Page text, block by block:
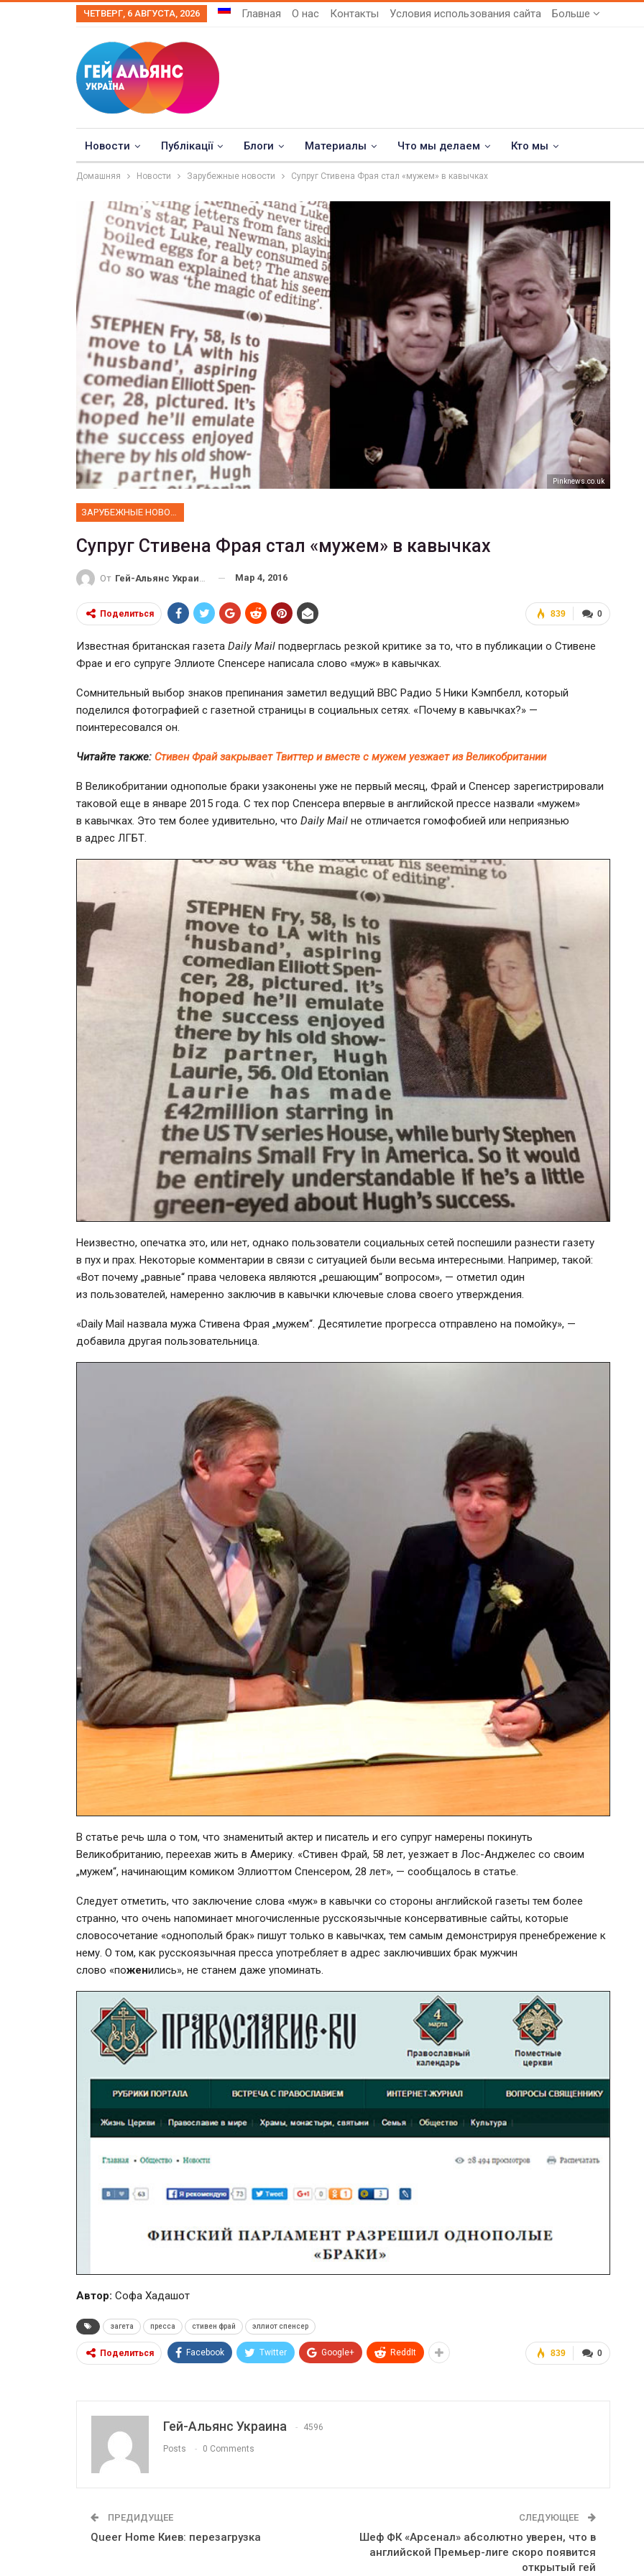
ЧЕТВЕРГ, 6 АВГУСТА, 2026 Главная О нас Контакты Условия использования сайта Больше
Новости Публікації Блоги Материалы Что мы делаем Кто мы
Домашняя Новости Зарубежные новости Супруг Стивена Фрая стал «мужем» в кавычках
Рinknews.co.uk
ЗАРУБЕЖНЫЕ НОВОСТИ
Супруг Стивена Фрая стал «мужем» в кавычках
От Гей-Альянс Украина Мар 4, 2016
0
839
Поделиться
Известная британская газета Daily Mail подверглась резкой критике за то, что в публикации о Стивене
Фрае и его супруге Эллиоте Спенсере написала слово «муж» в кавычках.
Сомнительный выбор знаков препинания заметил ведущий BBC Радио 5 Ники Кэмпбелл, который
поделился фотографией с газетной страницы в социальных сетях. «Почему в кавычках?» —
поинтересовался он.
Читайте также: Стивен Фрай закрывает Твиттер и вместе с мужем уезжает из Великобритании
В Великобритании однополые браки узаконены уже не первый месяц, Фрай и Спенсер зарегистрировали
таковой еще в январе 2015 года. С тех пор Спенсера впервые в английской прессе назвали «мужем»
в кавычках. Это тем более удивительно, что Daily Mail не отличается гомофобией или неприязнью
в адрес ЛГБТ.
Неизвестно, опечатка это, или нет, однако пользователи социальных сетей поспешили разнести газету
в пух и прах. Некоторые комментарии в связи с ситуацией были весьма интересными. Например, такой:
«Вот почему „равные“ права человека являются „решающим“ вопросом», — отметил один
из пользователей, намеренно заключив в кавычки ключевые слова своего утверждения.
«Daily Mail назвала мужа Стивена Фрая „мужем“. Десятилетие прогресса отправлено на помойку», —
добавила другая пользовательница.
В статье речь шла о том, что знаменитый актер и писатель и его супруг намерены покинуть
Великобританию, переехав жить в Америку. «Стивен Фрай, 58 лет, уезжает в Лос-Анджелес со своим
„мужем“, начинающим комиком Эллиоттом Спенсером, 28 лет», — сообщалось в статье.
Следует отметить, что заключение слова «муж» в кавычки со стороны английской газеты тем более
странно, что очень напоминает многочисленные русскоязычные консервативные сайты, которые
словосочетание «однополый брак» пишут только в кавычках, тем самым демонстрируя пренебрежение к
нему. О том, как русскоязычная пресса употребляет в адрес заключивших брак мужчин
слово «поженились», не станем даже упоминать.
Автор: Софа Хадашот
загета пресса стивен фрай эллиот спенсер
0
839
Поделиться Facebook Twitter Google+ ReddIt
Гей-Альянс Украина 4596
Posts 0 Comments
ПРЕДИДУЩЕЕ
Queer Home Киев: перезагрузка
СЛЕДУЮЩЕЕ
Шеф ФК «Арсенал» абсолютно уверен, что в
английской Премьер-лиге скоро появится
открытый гей
ФОТО
В Берлине отпраздновали
легализацию гей-браков
ГЕЙ-АЛЬЯНС УКРАИНА Июл 2, 2017 0
ФОТО
Марш равенства в Киеве, 2017
Июн 20, 2017 0